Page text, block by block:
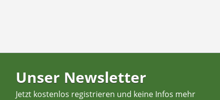
Unser Newsletter
Jetzt kostenlos registrieren und keine Infos mehr